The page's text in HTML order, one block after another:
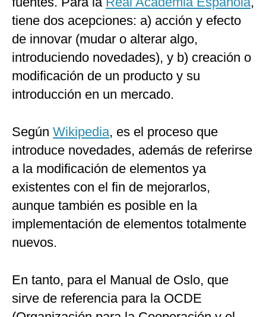
tiene dos acepciones: a) acción y efecto
de innovar (mudar o alterar algo,
introduciendo novedades), y b) creación o
modificación de un producto y su
introducción en un mercado.
Según Wikipedia, es el proceso que
introduce novedades, además de referirse
a la modificación de elementos ya
existentes con el fin de mejorarlos,
aunque también es posible en la
implementación de elementos totalmente
nuevos.
En tanto, para el Manual de Oslo, que
sirve de referencia para la OCDE